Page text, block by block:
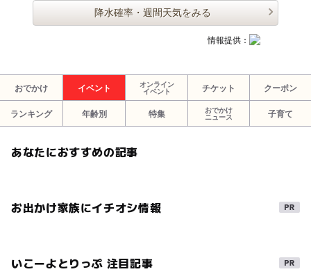
降水確率・週間天気をみる
情報提供：
おでかけ イベント
オンライン
イベント
チケット クーポン
ランキング 年齢別 特集
おでかけ
ニュース
子育て
あなたにおすすめの記事
お出かけ家族にイチオシ情報
いこーよとりっぷ 注目記事